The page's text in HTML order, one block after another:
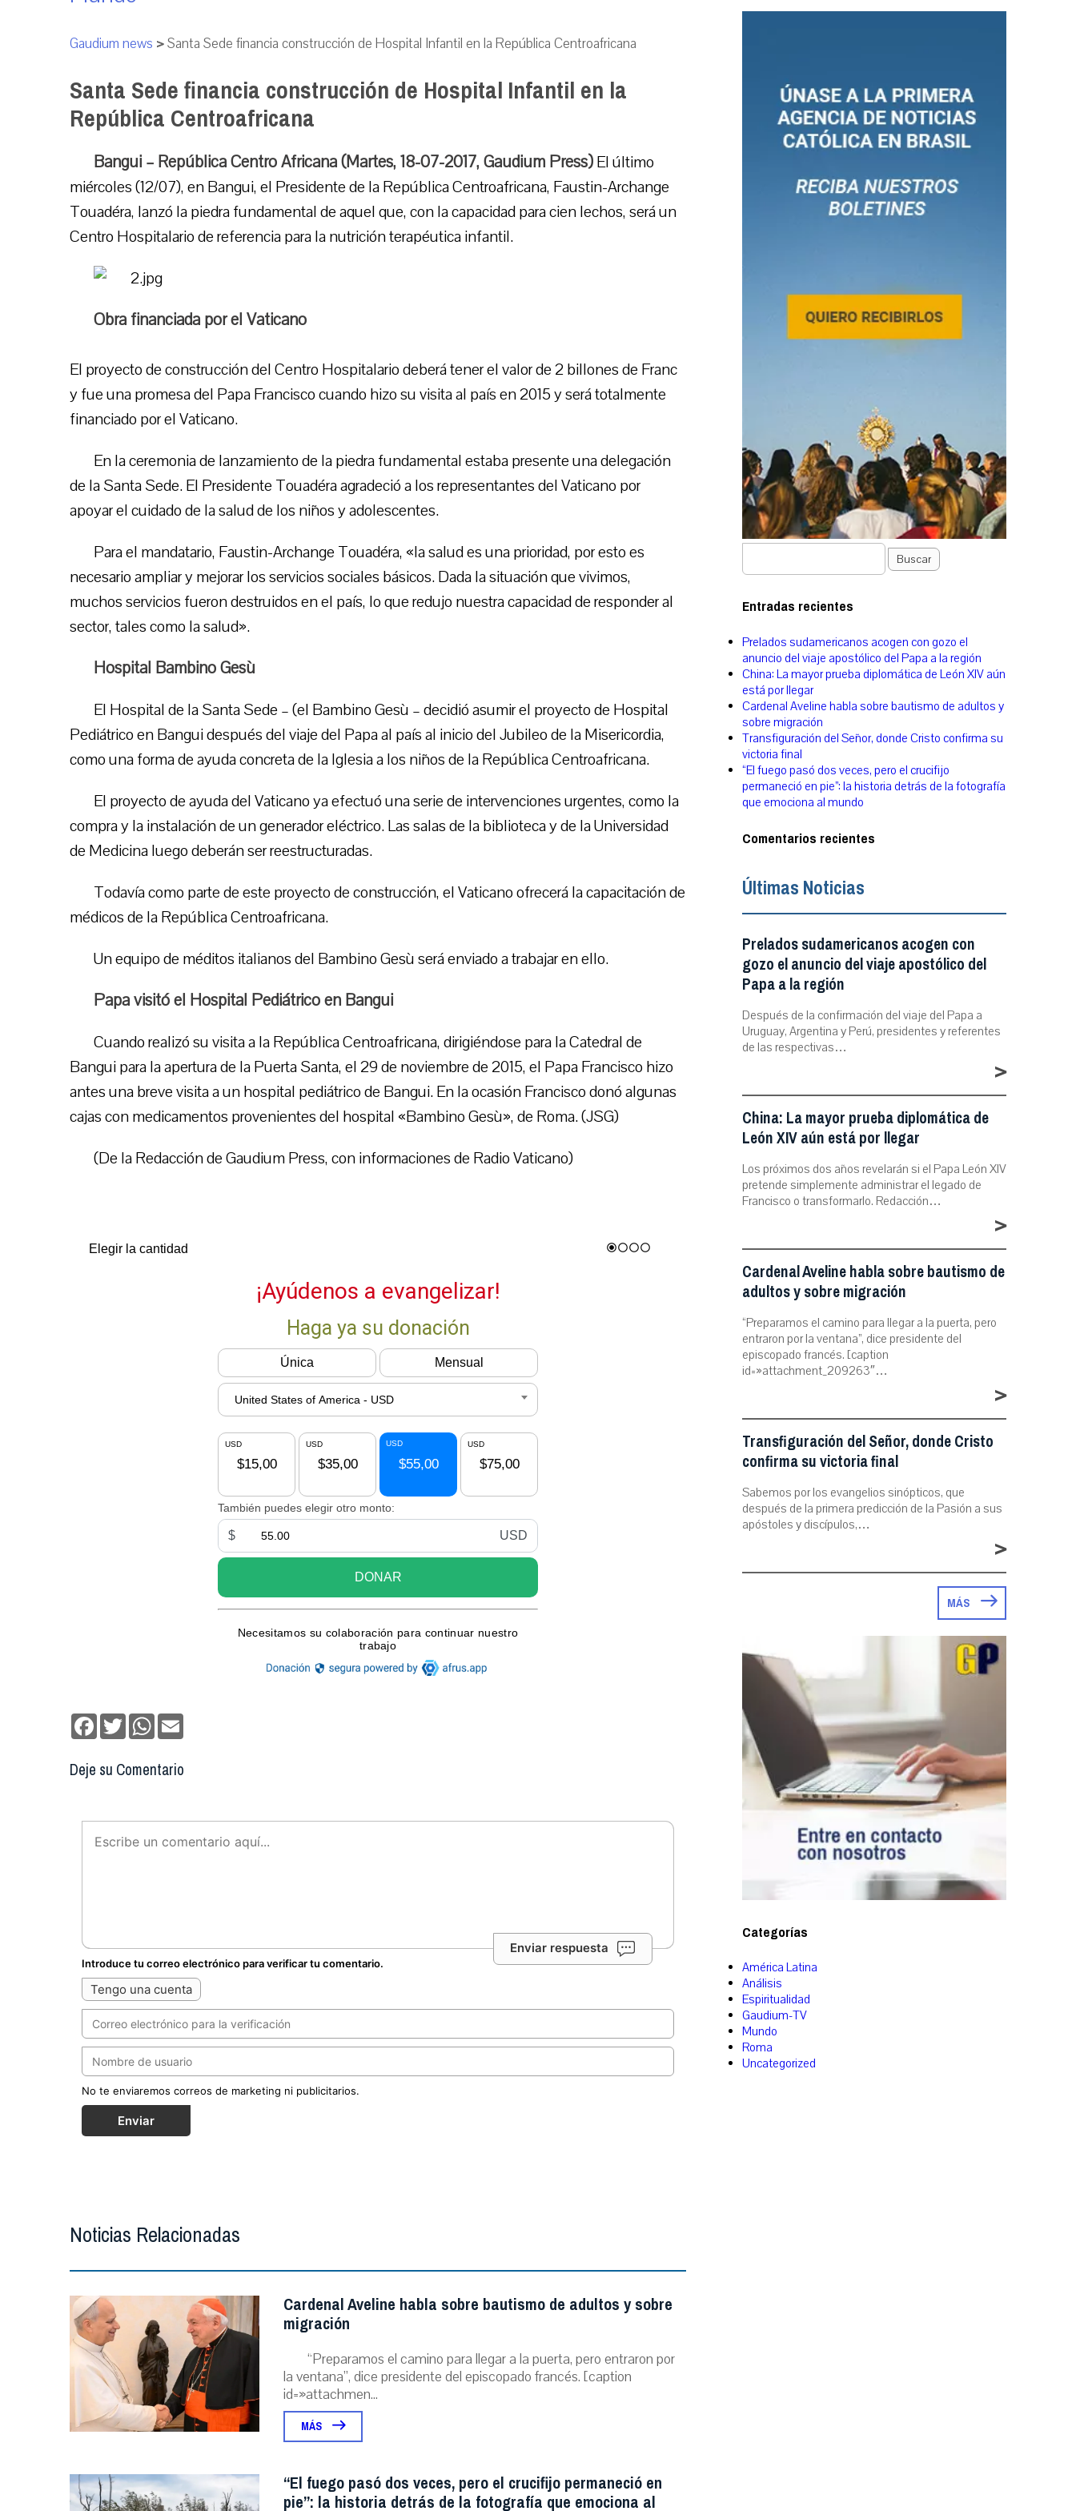
Gaudium news >Santa Sede financia construcción de Hospital Infantil en la República Centroafricana
Santa Sede financia construcción de Hospital Infantil en la
República Centroafricana
Bangui – República Centro Africana (Martes, 18-07-2017, Gaudium Press)El último
miércoles (12/07), en Bangui, el Presidente de la República Centroafricana, Faustin-Archange
Touadéra, lanzó la piedra fundamental de aquel que, con la capacidad para cien lechos, será un
Centro Hospitalario de referencia para la nutrición terapéutica infantil.
Obra financiada por el Vaticano
El proyecto de construcción del Centro Hospitalario deberá tener el valor de 2 billones de Franc
y fue una promesa del Papa Francisco cuando hizo su visita al país en 2015 y será totalmente
financiado por el Vaticano.
En la ceremonia de lanzamiento de la piedra fundamental estaba presente una delegación
de la Santa Sede. El Presidente Touadéra agradeció a los representantes del Vaticano por
apoyar el cuidado de la salud de los niños y adolescentes.
Para el mandatario, Faustin-Archange Touadéra, «la salud es una prioridad, por esto es
necesario ampliar y mejorar los servicios sociales básicos. Dada la situación que vivimos,
muchos servicios fueron destruidos en el país, lo que redujo nuestra capacidad de responder al
sector, tales como la salud».
Hospital Bambino Gesù
El Hospital de la Santa Sede – (el Bambino Gesù – decidió asumir el proyecto de Hospital
Pediátrico en Bangui después del viaje del Papa al país al inicio del Jubileo de la Misericordia,
como una forma de ayuda concreta de la Iglesia a los niños de la República Centroafricana.
El proyecto de ayuda del Vaticano ya efectuó una serie de intervenciones urgentes, como la
compra y la instalación de un generador eléctrico. Las salas de la biblioteca y de la Universidad
de Medicina luego deberán ser reestructuradas.
Todavía como parte de este proyecto de construcción, el Vaticano ofrecerá la capacitación de
médicos de la República Centroafricana.
Un equipo de méditos italianos del Bambino Gesù será enviado a trabajar en ello.
Papa visitó el Hospital Pediátrico en Bangui
Cuando realizó su visita a la República Centroafricana, dirigiéndose para la Catedral de
Bangui para la apertura de la Puerta Santa, el 29 de noviembre de 2015, el Papa Francisco hizo
antes una breve visita a un hospital pediátrico de Bangui. En la ocasión Francisco donó algunas
cajas con medicamentos provenientes del hospital «Bambino Gesù», de Roma. (JSG)
(De la Redacción de Gaudium Press, con informaciones de Radio Vaticano)
Facebook
TwitterWhatsApp
Deje su Comentario
Enviar respuesta
Introduce tu correo electrónico para verificar tu comentario.
Tengo una cuenta
No te enviaremos correos de marketing ni publicitarios.
Enviar
Noticias Relacionadas
Cardenal Aveline habla sobre bautismo de adultos y sobre
migración
“Preparamos el camino para llegar a la puerta, pero entraron por
la ventana”, dice presidente del episcopado francés. [caption
id=»attachmen...
MÁS
“El fuego pasó dos veces, pero el crucifijo permaneció en
pie”: la historia detrás de la fotografía que emociona al
Buscar
Entradas recientes
Prelados sudamericanos acogen con gozo el
anuncio del viaje apostólico del Papa a la región
China: La mayor prueba diplomática de León XIV aún
está por llegar
Cardenal Aveline habla sobre bautismo de adultos y
sobre migración
Transfiguración del Señor, donde Cristo confirma su
victoria final
“El fuego pasó dos veces, pero el crucifijo
permaneció en pie”: la historia detrás de la fotografía
que emociona al mundo
Comentarios recientes
Últimas Noticias
Prelados sudamericanos acogen con
gozo el anuncio del viaje apostólico del
Papa a la región
Después de la confirmación del viaje del Papa a
Uruguay, Argentina y Perú, presidentes y referentes
de las respectivas…
>
China: La mayor prueba diplomática de
León XIV aún está por llegar
Los próximos dos años revelarán si el Papa León XIV
pretende simplemente administrar el legado de
Francisco o transformarlo. Redacción…
>
Cardenal Aveline habla sobre bautismo de
adultos y sobre migración
“Preparamos el camino para llegar a la puerta, pero
entraron por la ventana”, dice presidente del
episcopado francés. [caption
id=»attachment_209263″…
>
Transfiguración del Señor, donde Cristo
confirma su victoria final
Sabemos por los evangelios sinópticos, que
después de la primera predicción de la Pasión a sus
apóstoles y discípulos,…
>
MÁS
Categorías
América Latina
Análisis
Espiritualidad
Gaudium-TV
Mundo
Roma
Uncategorized